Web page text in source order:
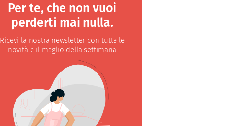
Per te, che non vuoi
perderti mai nulla.
Ricevi la nostra newsletter con tutte le
novità e il meglio della settimana